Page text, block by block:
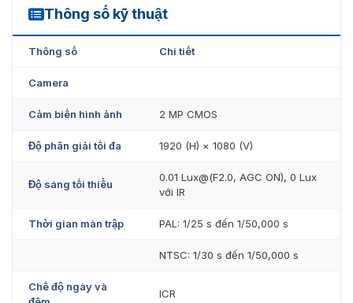
Thông số kỹ thuật
DS-2CE16D0T-ITF(C)
Thông số Chi tiết
Camera
Cảm biến hình ảnh 2 MP CMOS
Độ phân giải tối đa 1920 (H) × 1080 (V)
Độ sáng tối thiểu
0.01 Lux@(F2.0, AGC ON), 0 Lux
với IR
Thời gian màn trập PAL: 1/25 s đến 1/50,000 s
NTSC: 1/30 s đến 1/50,000 s
Chế độ ngày và
ICR